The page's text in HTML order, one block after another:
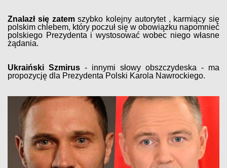
Znalazł się zatemszybko kolejny autorytet , karmiący się
polskim chlebem, który poczuł się w obowiązku napomnieć
polskiego Prezydenta i wystosować wobec niego własne
żądania.
Ukraiński Szmirus - innymi słowy obszczydeska - ma
propozycję dla Prezydenta Polski Karola Nawrockiego.